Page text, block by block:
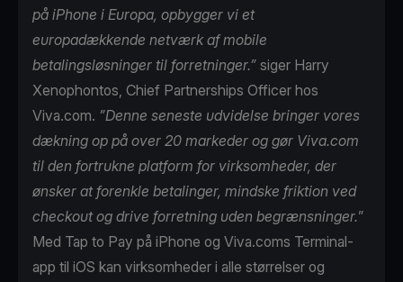
på iPhone i Europa, opbygger vi et
europadækkende netværk af mobile
betalingsløsninger til forretninger.” siger Harry
Xenophontos, Chief Partnerships Officer hos
Viva.com. ”Denne seneste udvidelse bringer vores
dækning op på over 20 markeder og gør Viva.com
til den fortrukne platform for virksomheder, der
ønsker at forenkle betalinger, mindske friktion ved
checkout og drive forretning uden begrænsninger.”
Med Tap to Pay på iPhone og Viva.coms Terminal-
app til iOS kan virksomheder i alle størrelser og